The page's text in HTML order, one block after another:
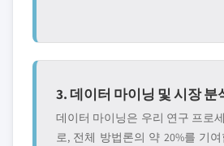
3. 데이터 마이닝 및 시장 분
데이터 마이닝은 우리 연구 프로
로, 전체 방법론의 약 20%를 기